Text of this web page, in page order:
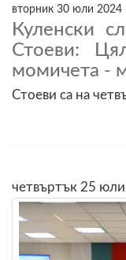
вторник 30 юли 2024
Куленски
Стоеви:
момичета -
Стоеви са на
четвъртък 25